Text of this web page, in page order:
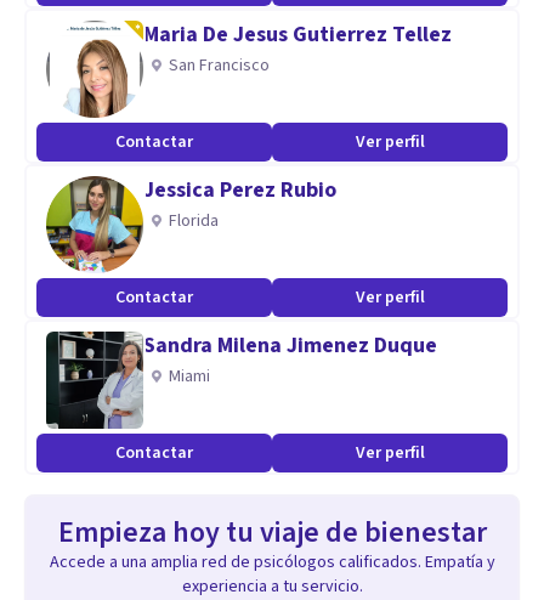
Maria De Jesus Gutierrez Tellez
San Francisco
Contactar Ver perfil
Jessica Perez Rubio
Florida
Contactar Ver perfil
Sandra Milena Jimenez Duque
Miami
Contactar Ver perfil
Empieza hoy tu viaje de bienestar
Accede a una amplia red de psicólogos calificados. Empatía y
experiencia a tu servicio.